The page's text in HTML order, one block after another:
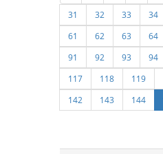
31
32 33 34
61
62 63 64
91
92 93 94
117
118 119
142
143 144